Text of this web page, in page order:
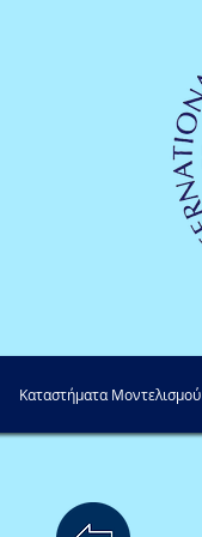
Καταστήματα Μοντελισμού